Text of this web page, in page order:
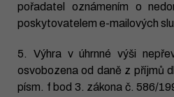
pořadatel oznámením o
poskytovatelem e-mailových
5. Výhra v úhrnné výši
osvobozena od daně z příjmů
písm. f bod 3. zákona č. 586/